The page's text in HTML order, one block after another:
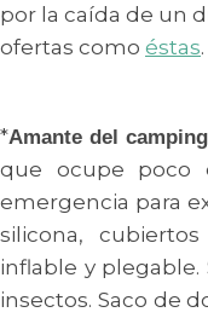
por la caída de un
ofertas como éstas.
*Amante del camping
que ocupe poco
emergencia para
silicona,
inflable y
insectos. Saco de